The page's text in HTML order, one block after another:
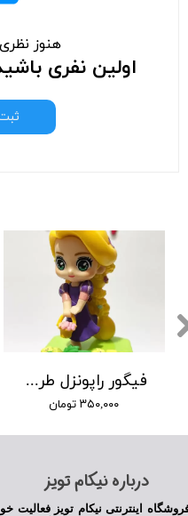
هنوز
اولین نفری
فیگور راپونزل طرح جدید
۳۵۰,۰۰۰ تومان
​درباره نیکام تویز